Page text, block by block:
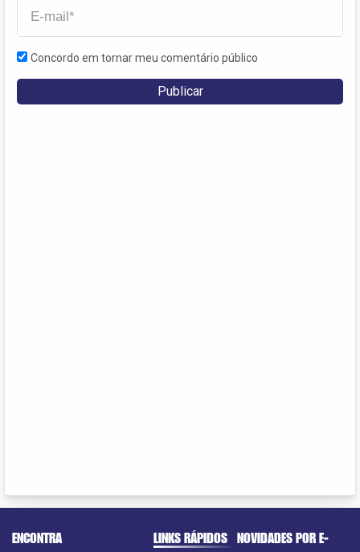
Concordo em tornar meu comentário público
ENCONTRA
LINKS RÁPIDOS NOVIDADES POR E-